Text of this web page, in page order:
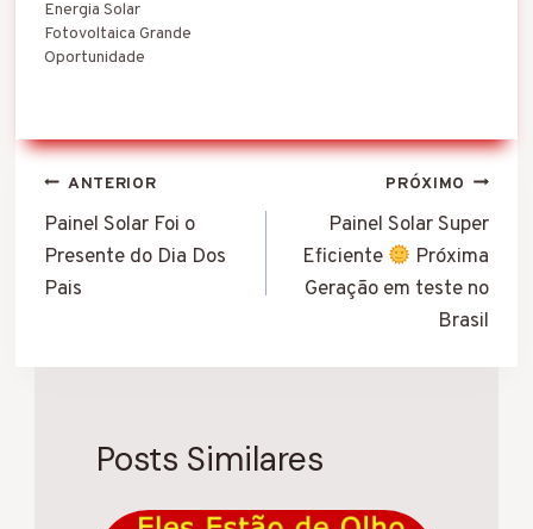
Energia Solar
Fotovoltaica Grande
Oportunidade
Navegação
de
Post
ANTERIOR
Painel Solar Foi o
Presente do Dia Dos
Pais
PRÓXIMO
Painel Solar Super
Eficiente
Próxima
Geração em teste no
Brasil
Posts Similares